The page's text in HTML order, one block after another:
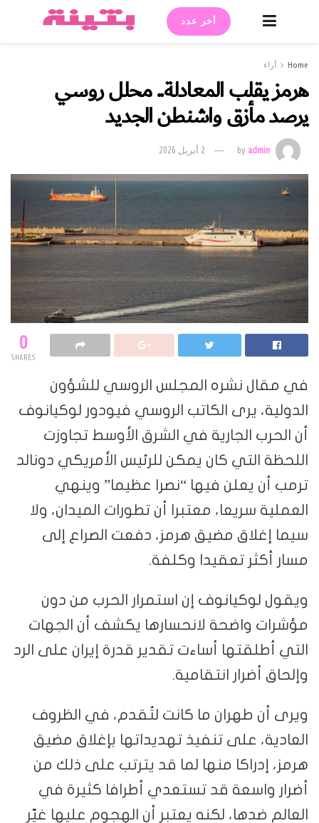
أخر عدد
Home أراء
هرمز يقلب المعادلة.. محلل روسي
يرصد مأزق واشنطن الجديد
byadmin 2 أبريل 2026
0
SHARES
في مقال نشره المجلس الروسي للشؤون
الدولية، يرى الكاتب الروسي فيودور لوكيانوف
أن الحرب الجارية في الشرق الأوسط تجاوزت
اللحظة التي كان يمكن للرئيس الأمريكي دونالد
ترمب أن يعلن فيها “نصرا عظيما” وينهي
العملية سريعا، معتبرا أن تطورات الميدان، ولا
سيما إغلاق مضيق هرمز، دفعت الصراع إلى
مسار أكثر تعقيدا وكلفة.
ويقول لوكيانوف إن استمرار الحرب من دون
مؤشرات واضحة لانحسارها يكشف أن الجهات
التي أطلقتها أساءت تقدير قدرة إيران على الرد
وإلحاق أضرار انتقامية.
ويرى أن طهران ما كانت لتُقدم، في الظروف
العادية، على تنفيذ تهديداتها بإغلاق مضيق
هرمز، إدراكا منها لما قد يترتب على ذلك من
أضرار واسعة قد تستعدي أطرافا كثيرة في
العالم ضدها، لكنه يعتبر أن الهجوم عليها غيّر